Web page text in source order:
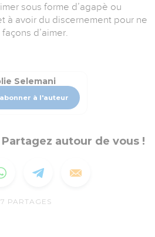
sous forme d’agapè ou
à avoir du discernement pour ne
d’aimer.
Selemani
à l'auteur
autour de vous !
PARTAGES